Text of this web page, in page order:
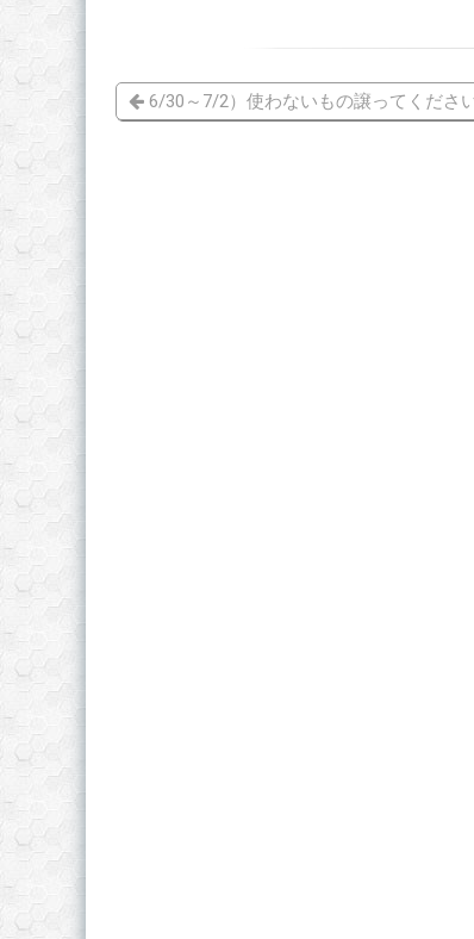
6/30～7/2）使わないもの譲ってくださ